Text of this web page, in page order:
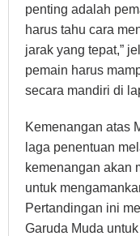
penting adalah
harus tahu cara
jarak yang tepat,”
pemain harus
secara mandiri di
Kemenangan atas
laga penentuan
kemenangan akan
untuk
Pertandingan ini
Garuda Muda